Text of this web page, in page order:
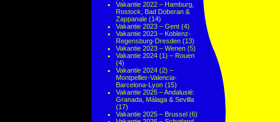
Vakantie 2022 – Hamburg,
Rostock, Bad Doberan &
Zappanale (14)
Vakantie 2023 – Gent (4)
Vakantie 2023 – Koblenz-
Regensburg-Dresden (13)
Vakantie 2023 – Wenen (5)
Vakantie 2024 (1) – Rouen
(4)
Vakantie 2024 (2) –
Montpellier-Valencia-
Barcelona-Lyon (15)
Vakantie 2025 – Andalusië:
Granada, Málaga & Sevilla
(17)
Vakantie 2025 – Brussel (6)